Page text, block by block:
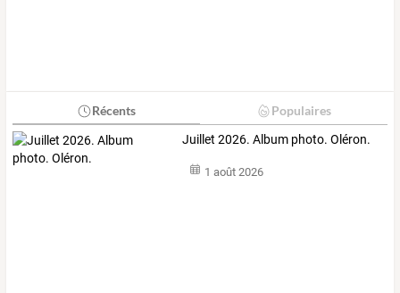
Récents Populaires
Juillet 2026. Album photo. Oléron.
1 août 2026